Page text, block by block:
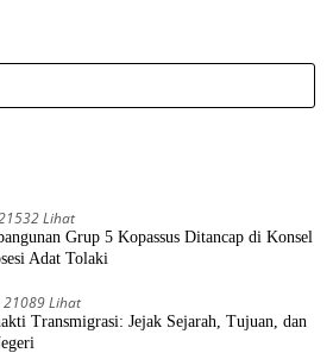
Lihat
Grup 5 Kopassus Ditancap di Konsel
Adat Tolaki
21089 Lihat
Transmigrasi: Jejak Sejarah, Tujuan, dan